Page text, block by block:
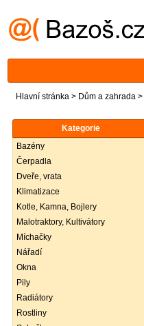
Hlavní stránka > Dům a zahrada >
Kategorie
Bazény
Čerpadla
Dveře, vrata
Klimatizace
Kotle, Kamna, Bojlery
Malotraktory, Kultivátory
Míchačky
Nářadí
Okna
Pily
Radiátory
Rostliny